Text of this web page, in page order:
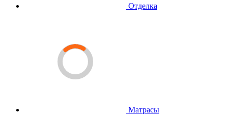
Отделка
Матрасы